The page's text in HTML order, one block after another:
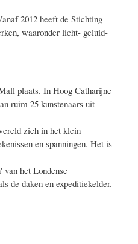
2012 heeft de Stichting
waaronder licht- geluid-
plaats. In Hoog Catharijne
ruim 25 kunstenaars uit
zich in het klein
en spanningen. Het is
het Londense
de daken en expeditiekelder.